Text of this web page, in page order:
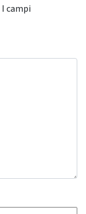
I campi